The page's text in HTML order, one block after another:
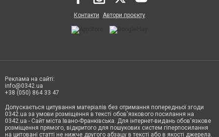
Контакти Автори проєкту
Реклама на сайті:
info@0342.ua
+38 (050) 864 33 47
Допускається цитування матеріалів без отримання попередньої згоди
0342.ua за умови розміщення в тексті обов'язкового посилання на
0342.ua - Сайт міста Івано-Франківська. Для інтернет-видань обов'язкове
розміщення прямого, відкритого для пошукових систем гіперпосилання
на цитовані статті не нижче другого абзацу в тексті або в якості джерела.